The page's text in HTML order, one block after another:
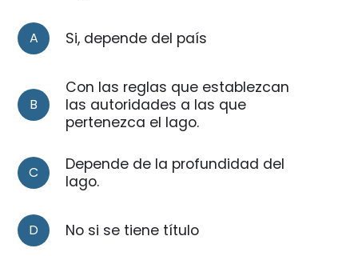
A Si, depende del país
B
Con las reglas que establezcan
las autoridades a las que
pertenezca el lago.
C
Depende de la profundidad del
lago.
D No si se tiene título